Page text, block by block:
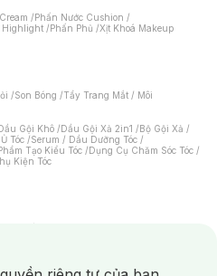
/Phấn Nước Cushion /
Highlight /Phấn Phủ /Xịt Khoá Makeup
/Son Bóng /Tẩy Trang Mắt / Môi
Gội Khô /Dầu Gội Xả 2in1 /Bộ Gội Xả /
Tóc /Serum / Dầu Dưỡng Tóc /
Tạo Kiểu Tóc /Dụng Cụ Chăm Sóc Tóc /
Kiện Tóc
/Mặt Nạ Xông Hơi /Nước Rửa Tay/